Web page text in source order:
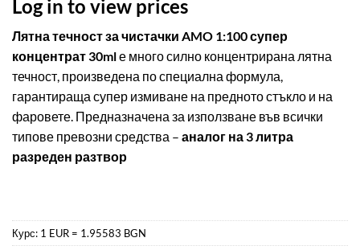
5.0от 5,
базирано
на
потребителски
оценки
Log in to view prices
Лятна течност за чистачки AMO 1:100 супер
концентрат 30mlе много силно концентрирана лятна
течност, произведена по специална формула,
гарантираща супер измиване на предното стъкло и на
фаровете. Предназначена за използване във всички
типове превозни средства – аналог на 3 литра
разреден разтвор
Курс: 1 EUR = 1.95583 BGN